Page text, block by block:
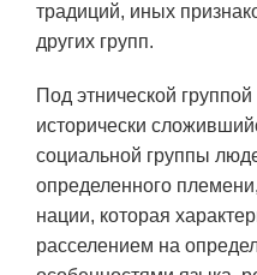
традиций, иных
других групп.
Под этнической
исторически
социальной группы
определенного
нации, которая
расселением на